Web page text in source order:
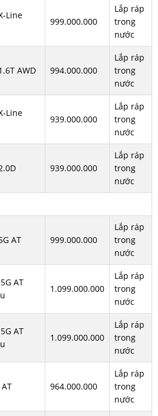
Line
999.000.000
Lắp ráp
trong
nước
AWD 994.000.000
Lắp ráp
trong
nước
Line
939.000.000
Lắp ráp
trong
nước
939.000.000
Lắp ráp
trong
nước
AT 999.000.000
Lắp ráp
trong
nước
AT
1.099.000.000
Lắp ráp
trong
nước
AT
1.099.000.000
Lắp ráp
trong
nước
964.000.000
Lắp ráp
trong
nước